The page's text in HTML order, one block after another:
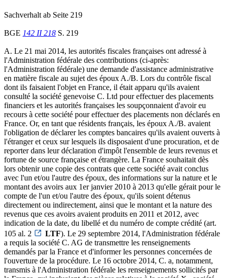
Sachverhalt ab Seite 219
BGE 142 II 218 S. 219
A. Le 21 mai 2014, les autorités fiscales françaises ont adressé à
l'Administration fédérale des contributions (ci-après:
l'Administration fédérale) une demande d'assistance administrative
en matière fiscale au sujet des époux A./B. Lors du contrôle fiscal
dont ils faisaient l'objet en France, il était apparu qu'ils avaient
consulté la société genevoise C. Ltd pour effectuer des placements
financiers et les autorités françaises les soupçonnaient d'avoir eu
recours à cette société pour effectuer des placements non déclarés en
France. Or, en tant que résidents français, les époux A./B. avaient
l'obligation de déclarer les comptes bancaires qu'ils avaient ouverts à
l'étranger et ceux sur lesquels ils disposaient d'une procuration, et de
reporter dans leur déclaration d'impôt l'ensemble de leurs revenus et
fortune de source française et étrangère. La France souhaitait dès
lors obtenir une copie des contrats que cette société avait conclus
avec l'un et/ou l'autre des époux, des informations sur la nature et le
montant des avoirs aux 1er janvier 2010 à 2013 qu'elle gérait pour le
compte de l'un et/ou l'autre des époux, qu'ils soient détenus
directement ou indirectement, ainsi que le montant et la nature des
revenus que ces avoirs avaient produits en 2011 et 2012, avec
indication de la date, du libellé et du numéro de compte crédité (art.
105 al. 2
LTF). Le 29 septembre 2014, l'Administration fédérale
a requis la société C. AG de transmettre les renseignements
demandés par la France et d'informer les personnes concernées de
l'ouverture de la procédure. Le 16 octobre 2014, C. a, notamment,
transmis à l'Administration fédérale les renseignements sollicités par